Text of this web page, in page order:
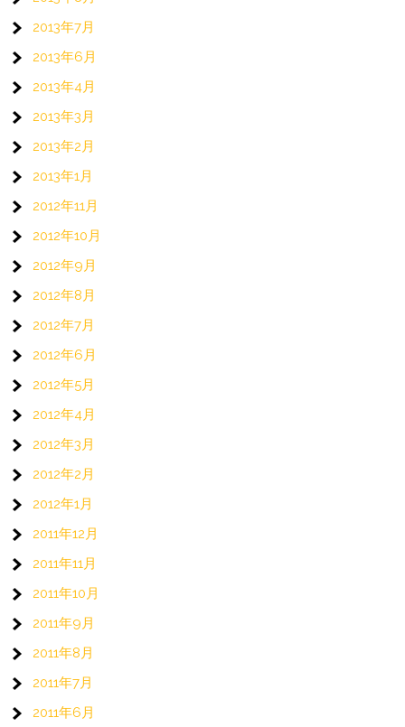
2013年7月
2013年6月
2013年4月
2013年3月
2013年2月
2013年1月
2012年11月
2012年10月
2012年9月
2012年8月
2012年7月
2012年6月
2012年5月
2012年4月
2012年3月
2012年2月
2012年1月
2011年12月
2011年11月
2011年10月
2011年9月
2011年8月
2011年7月
2011年6月